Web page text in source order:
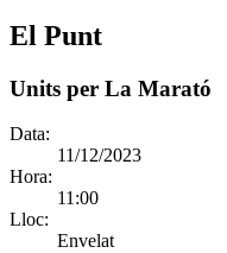
El Punt
Units per La Marató
Data:
11/12/2023
Hora:
11:00
Lloc:
Envelat